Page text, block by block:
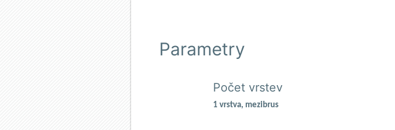
Parametry
Počet vrstev
1 vrstva, mezibrus